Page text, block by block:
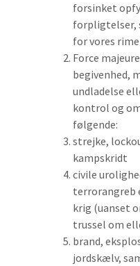
forsinket
forpligtelser,
for vores
Force
begivenhed,
undladelse
kontrol og
følgende:
strejke,
kampskridt
civile
terrorangreb
krig (uanset
trussel om
brand,
jordskælv,